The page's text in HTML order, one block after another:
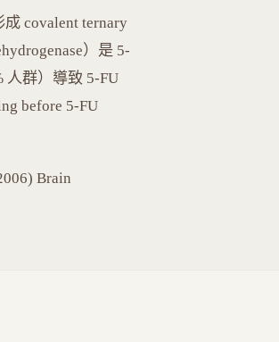
covalent ternary
）是 5-
人群）導致 5-FU
before 5-FU
Brain